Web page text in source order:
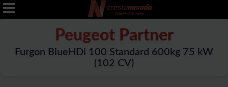
Peugeot Partner
Furgon BlueHDi 100 Standard 600kg 75 kW
(102 CV)